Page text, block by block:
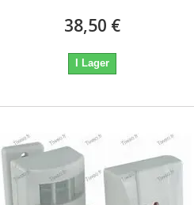
38,50 €
I Lager